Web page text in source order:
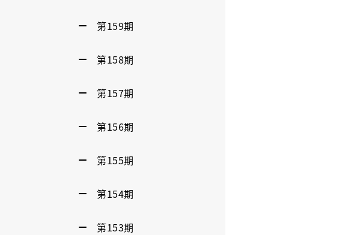
第159期
第158期
第157期
第156期
第155期
第154期
第153期